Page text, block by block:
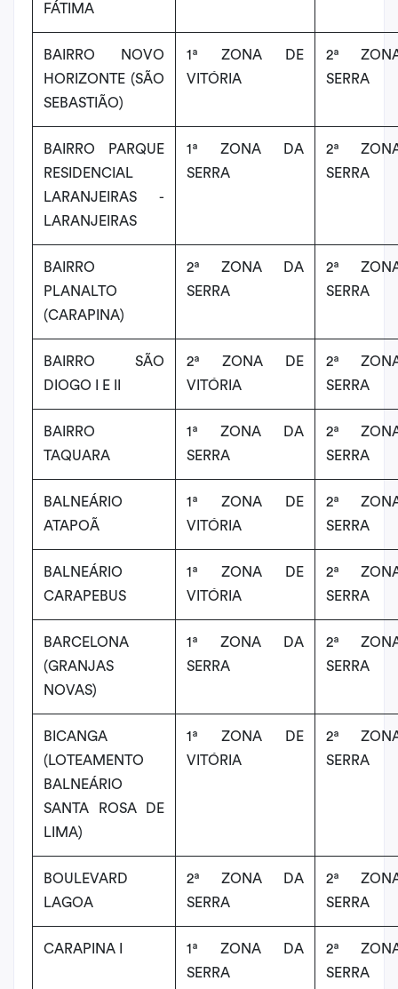
FÁTIMA
BAIRRO NOVO
HORIZONTE (SÃO
SEBASTIÃO)
1ª ZONA DE
VITÓRIA
2ª
SERRA
BAIRRO PARQUE
RESIDENCIAL
LARANJEIRAS -
LARANJEIRAS
1ª ZONA DA
SERRA
2ª
SERRA
BAIRRO
PLANALTO
(CARAPINA)
2ª ZONA DA
SERRA
2ª
SERRA
BAIRRO SÃO
DIOGO I E II
2ª ZONA DE
VITÓRIA
2ª
SERRA
BAIRRO
TAQUARA
1ª ZONA DA
SERRA
2ª
SERRA
BALNEÁRIO
ATAPOÃ
1ª ZONA DE
VITÓRIA
2ª
SERRA
BALNEÁRIO
CARAPEBUS
1ª ZONA DE
VITÓRIA
2ª
SERRA
BARCELONA
(GRANJAS
NOVAS)
1ª ZONA DA
SERRA
2ª
SERRA
BICANGA
(LOTEAMENTO
BALNEÁRIO
SANTA ROSA DE
LIMA)
1ª ZONA DE
VITÓRIA
2ª
SERRA
BOULEVARD
LAGOA
2ª ZONA DA
SERRA
2ª
SERRA
CARAPINA I
1ª ZONA DA
SERRA
2ª
SERRA